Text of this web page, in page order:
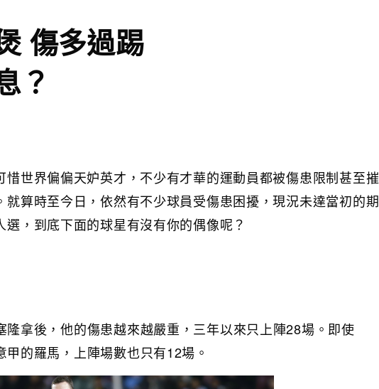
傷多過踢
？
世界偏偏天妒英才，不少有才華的運動員都被傷患限制甚至摧
算時至今日，依然有不少球員受傷患困擾，現況未達當初的期
，到底下面的球星有沒有你的偶像呢？
隆拿後，他的傷患越來越嚴重，三年以來只上陣28場。即使
甲的羅馬，上陣場數也只有12場。